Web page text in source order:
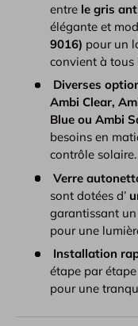
entre le gris
élégante et
9016) pour un
convient à tous
Diverses
Ambi Clear,
Blue ou Ambi
besoins en
contrôle solaire.
Verre
sont dotées d’
garantissant
pour une
Installation
étape par
pour une